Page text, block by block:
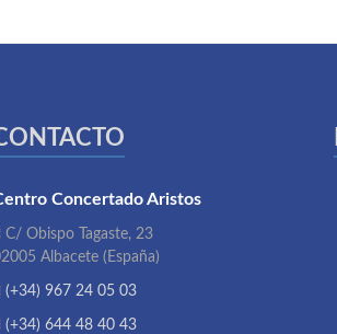
Concertado Aristos
C/ Obispo Tagaste, 23
Albacete (España)
(+34) 967 24 05 03
(+34) 644 48 40 43